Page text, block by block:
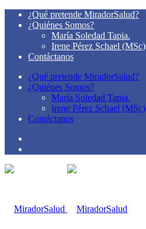
¿Qué pretende MiradorSalud?
¿Quiénes Somos?
María Soledad Tapia.
Irene Pérez Schael (MSc)
Contáctanos
¿Qué pretende MiradorSalud?
¿Quiénes Somos?
María Soledad Tapia.
Irene Pérez Schael (MSc)
Contáctanos